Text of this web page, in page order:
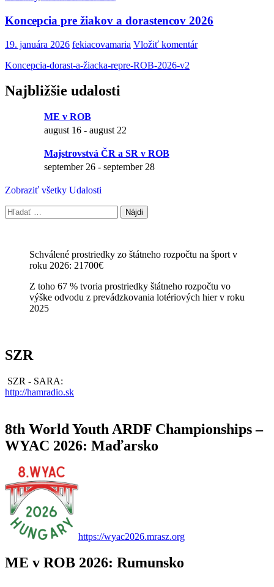
Koncepcia pre žiakov a dorastencov 2026
19. januára 2026 fekiacovamaria Vložiť komentár
Koncepcia-dorast-a-žiacka-repre-ROB-2026-v2
Najbližšie udalosti
ME v ROB
august 16 - august 22
Majstrovstvá ČR a SR v ROB
september 26 - september 28
Zobraziť všetky Udalosti
Hľadať:
Schválené prostriedky zo štátneho rozpočtu na šport v
roku 2026: 21700€
Z toho 67 % tvoria prostriedky štátneho rozpočtu vo
výške odvodu z prevádzkovania lotériových hier v roku
2025
SZR
SZR - SARA:
http://hamradio.sk
8th World Youth ARDF Championships –
WYAC 2026: Maďarsko
https://wyac2026.mrasz.org
ME v ROB 2026: Rumunsko